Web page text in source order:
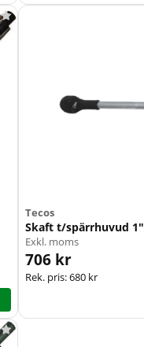

Tecos
Skaft t/spärrhuvud 1"
Exkl. moms
706 kr
Rek. pris:680 kr
